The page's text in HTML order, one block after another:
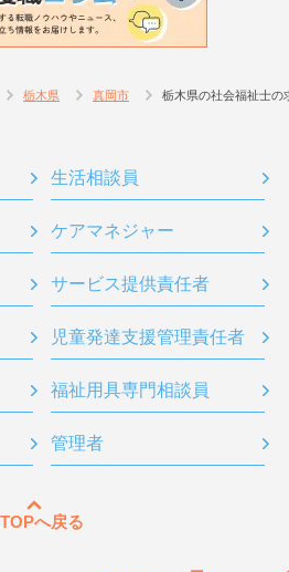
栃木県 真岡市 栃木県の社会福祉士の
生活相談員
ケアマネジャー
サービス提供責任者
児童発達支援管理責任者
福祉用具専門相談員
管理者
TOPへ戻る